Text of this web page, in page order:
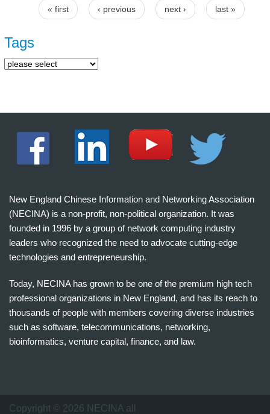
Pages
« first ‹ previous next › last »
Tags
New England Chinese Information and Networking Association
(NECINA) is a non-profit, non-political organization. It was
founded in 1996 by a group of network computing industry
leaders who recognized the need to advocate cutting-edge
technologies and entrepreneurship.
Today, NECINA has grown to be one of the premium high tech
professional organizations in New England, and has its reach to
thousands of people with members covering diverse industries
such as software, telecommunications, networking,
bioinformatics, venture capital, finance, and law.
万
Copyright © 2026 NECINA all